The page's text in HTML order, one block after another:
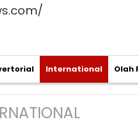
International Olah